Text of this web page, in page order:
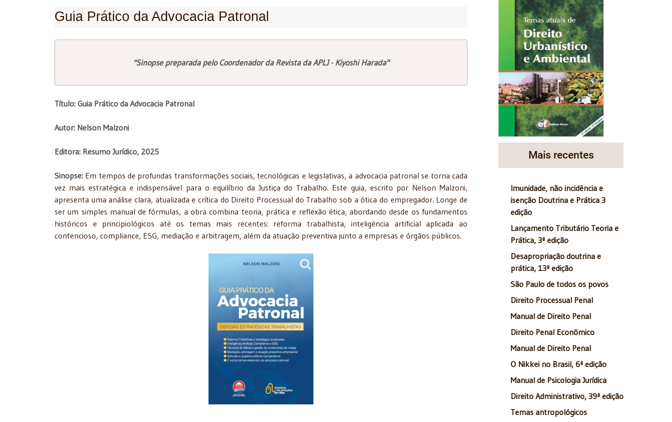
Guia Prático da Advocacia Patronal
"Sinopse preparada pelo Coordenador da Revista da APLJ - Kiyoshi Harada"
Título: Guia Prático da Advocacia Patronal
Autor: Nelson Malzoni
Editora: Resumo Jurídico, 2025
Sinopse: Em tempos de profundas transformações sociais, tecnológicas e legislativas, a advocacia patronal se torna cada
vez mais estratégica e indispensável para o equilíbrio da Justiça do Trabalho. Este guia, escrito por Nelson Malzoni,
apresenta uma análise clara, atualizada e crítica do Direito Processual do Trabalho sob a ótica do empregador. Longe de
ser um simples manual de fórmulas, a obra combina teoria, prática e reflexão ética, abordando desde os fundamentos
históricos e principiológicos até os temas mais recentes: reforma trabalhista, inteligência artificial aplicada ao
contencioso, compliance, ESG, mediação e arbitragem, além da atuação preventiva junto a empresas e órgãos públicos.
Mais recentes
Imunidade, não incidência e
isenção Doutrina e Prática 3
edição
Lançamento Tributário Teoria e
Prática, 3ª edição
Desapropriação doutrina e
prática, 13ª edição
São Paulo de todos os povos
Direito Processual Penal
Manual de Direito Penal
Direito Penal Econômico
Manual de Direito Penal
O Nikkei no Brasil, 6ª edição
Manual de Psicologia Jurídica
Direito Administrativo, 39ª edição
Temas antropológicos